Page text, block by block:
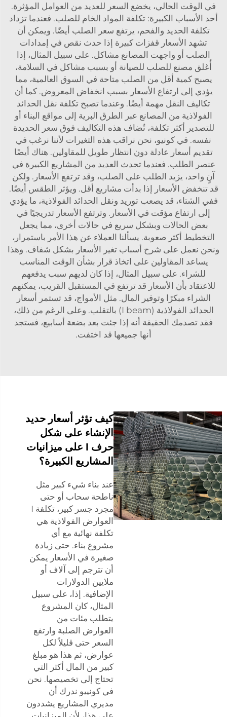
في الوقت الحالي، يخضع السعر للعديد من العوامل المؤثرة.
أحد الأسباب الكبيرة: تكلفة المواد الخام للصلب. فعندما تزداد
تكلفة الحديد والفحم، يرتفع سعر الصلب أيضًا. ويمكن أن
تشهد الأسعار قفزات كبيرة إذا حدث نقص في إمدادات
الصلب أو واجهت المصانع مشاكل. على سبيل المثال، إذا
أُغلق مصنع للصلب للصيانة أو بسبب مشاكل في السلامة،
يصبح كمية أقل من الصلب متاحة في السوق العالمية، مما
يؤدي إلى ارتفاع الأسعار بسبب انخفاض المعروض. كما أن
تكاليف النقل مهمة أيضًا. وعندما تصبح تكلفة نقل الحدائد
الفولاذية من المصانع عبر الطرق البرية إلى مواقع البناء أو
للتصدير أكثر تكلفة، تُضاف هذه التكاليف فوق سعر الحديدة
نفسه. في كونيو، نحن نراقب هذه التغيرات لأننا نرغب في
تقديم أسعار عادلة دون انتظار طويل للمقاولين. هناك أيضًا
عنصر الطلب. فعندما تحدث العديد من المشاريع الكبيرة في
آنٍ واحد، يزيد الطلب على الصلب، وقد ترتفع الأسعار. ولكن
قد تنخفض الأسعار إذا بدأت مشاريع أقل. ويؤثر الطقس أيضًا.
ففي الشتاء، قد يصعب توريد ونقل الحدائد الفولاذية، ما يؤدي
إلى ارتفاع مؤقت في الأسعار. وترتفع الأسعار تدريجيًا في
بعض الحالات وبشكل سريع في حالات أخرى، مما يجعل
التخطيط أكثر صعوبة. يسألنا العملاء عن هذا الأمر باستمرار،
ونحن نعمل على شرح أسباب تغير الأسعار بشكل شفاف. وهذا
يساعد المقاولين على اتخاذ قرار بشأن الوقت المناسب
للشراء. على سبيل المثال، إذا كان لديهم سبب يدفعهم
للاعتقاد بأن الأسعار قد ترتفع في المستقبل القريب، يمكنهم
الشراء مبكرًا وتوفير المال. مثل الأمواج، قد تستمر أسعار
الحدائد الفولاذية (I beam) بالتقلب. وعلى الرغم من ذلك،
فقد تصدمك الحقيقة أنه إذا جئت بعد بضعة أسابيع، فستجد
أنها جميعها قد اختفت.
كيف تؤثر أسعار حديد
الإنشاء على شكل
حرف I على ميزانيات
المشاريع الكبيرة؟
عند بناء شيء كبير مثل
ناطحة سحاب أو حتى
مجرد جسر كبير، تكلفة I
العوارض الفولاذية هي
تكلفة نهائية مع أي
مشروع بناء. حتى زيادة
صغيرة في الأسعار يمكن
أن تترجم إلى آلاف أو
ملايين الدولارات
الإضافية. إذا، على سبيل
المثال، كان المشروع
يتطلب مئات من
العوارض الصلبة وارتفع
السعر حتى قليلاً لكل
عوارض، ثم هذا هو مبلغ
كبير من المال أكثر التي
تحتاج إلى تخصيصها. نحن
في كونييو ندرك أن
مديري المشاريع يشددون